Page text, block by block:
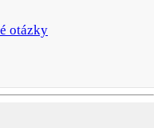
otázky